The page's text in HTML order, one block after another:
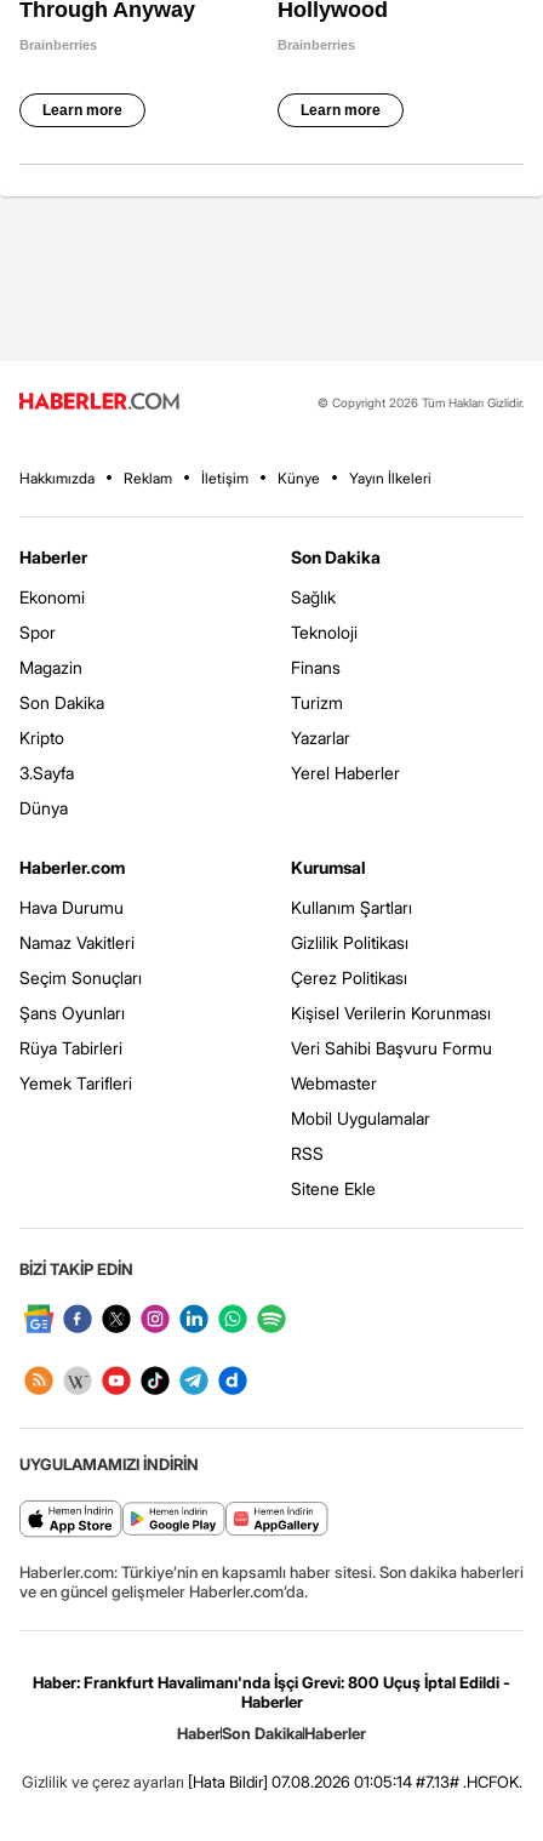
© Copyright 2026 Tüm Hakları Gizlidir.
Hakkımızda Reklam İletişim Künye Yayın İlkeleri
Haberler
Ekonomi
Spor
Magazin
Son Dakika
Kripto
3.Sayfa
Dünya
Son Dakika
Sağlık
Teknoloji
Finans
Turizm
Yazarlar
Yerel Haberler
Haberler.com
Hava Durumu
Namaz Vakitleri
Seçim Sonuçları
Şans Oyunları
Rüya Tabirleri
Yemek Tarifleri
Kurumsal
Kullanım Şartları
Gizlilik Politikası
Çerez Politikası
Kişisel Verilerin Korunması
Veri Sahibi Başvuru Formu
Webmaster
Mobil Uygulamalar
RSS
Sitene Ekle
BİZİ TAKİP EDİN
UYGULAMAMIZI İNDİRİN
Haberler.com: Türkiye’nin en kapsamlı haber sitesi. Son dakika haberleri
ve en güncel gelişmeler Haberler.com’da.
Haber: Frankfurt Havalimanı'nda İşçi Grevi: 800 Uçuş İptal Edildi -
Haberler
HaberSon DakikaHaberler
Gizlilik ve çerez ayarları [Hata Bildir] 07.08.2026 01:05:14 #7.13# .HCFOK.